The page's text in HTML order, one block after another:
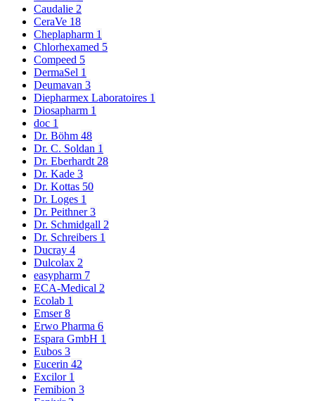
Caudalie 2
CeraVe 18
Cheplapharm 1
Chlorhexamed 5
Compeed 5
DermaSel 1
Deumavan 3
Diepharmex Laboratoires 1
Diosapharm 1
doc 1
Dr. Böhm 48
Dr. C. Soldan 1
Dr. Eberhardt 28
Dr. Kade 3
Dr. Kottas 50
Dr. Loges 1
Dr. Peithner3
Dr. Schmidgall 2
Dr. Schreibers 1
Ducray 4
Dulcolax 2
easypharm 7
ECA-Medical 2
Ecolab 1
Emser8
Erwo Pharma 6
Espara GmbH 1
Eubos 3
Eucerin 42
Excilor 1
Femibion 3